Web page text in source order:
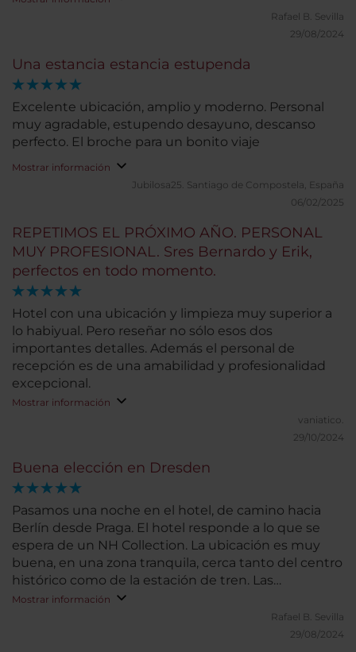
dos habitaciones que ocupamos tenían bañera,
aunque habríamos preferido ducha. El bufé de
estancia fue muy corta, por lo que no podemos
valorar otros servicios.
Rafael B. Sevilla
29/08/2024
Una estancia estancia estupenda
Excelente ubicación, amplio y moderno. Personal
muy agradable, estupendo desayuno, descanso
perfecto. El broche para un bonito viaje
Mostrar información
Jubilosa25. Santiago de Compostela, España
06/02/2025
REPETIMOS EL PRÓXIMO AÑO. PERSONAL
MUY PROFESIONAL. Sres Bernardo y Erik,
perfectos en todo momento.
Hotel con una ubicación y limpieza muy superior a
lo habiyual. Pero reseñar no sólo esos dos
importantes detalles. Además el personal de
recepción es de una amabilidad y profesionalidad
excepcional.
Mostrar información
vaniatico.
29/10/2024
Buena elección en Dresden
Pasamos una noche en el hotel, de camino hacia
Berlín desde Praga. El hotel responde a lo que se
espera de un NH Collection. La ubicación es muy
buena, en una zona tranquila, cerca tanto del centro
histórico como de la estación de tren. Las
habitaciones son amplias y muy confortables. Las
dos habitaciones que ocupamos tenían bañera,
aunque habríamos preferido ducha. El bufé de
Mostrar información
Rafael B. Sevilla
29/08/2024